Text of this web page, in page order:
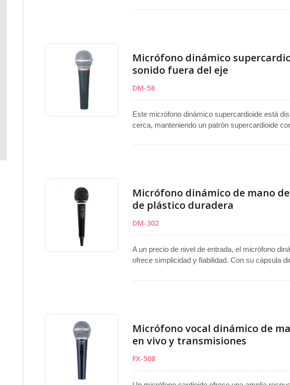
vivo o de estudio. La cápsula unidireccional
plazo.
Micrófono dinámico
sonido fuera del eje
DM-58
Este micrófono dinámico supercardioide está
cerca, manteniendo un patrón supercardioide
rechazo de sonido fuera del eje, lo que lo hace
Micrófono dinámico de mano
de plástico duradera
DM-302
A un precio de nivel de entrada, el micrófono
ofrece simplicidad y fiabilidad. Con su cápsula
metros con un conector mono de 6.3 mm.
Micrófono vocal dinámico de
en vivo y transmisiones
FX-508